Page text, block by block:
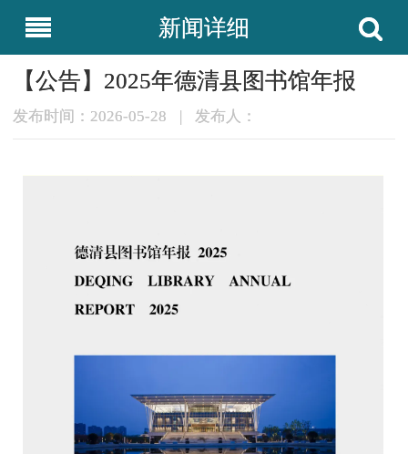
新闻详细
【公告】2025年德清县图书馆年报
发布时间：2026-05-28 发布人：